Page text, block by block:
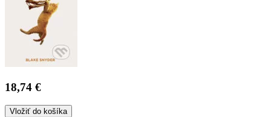
18,74 €
Vložiť do košíka